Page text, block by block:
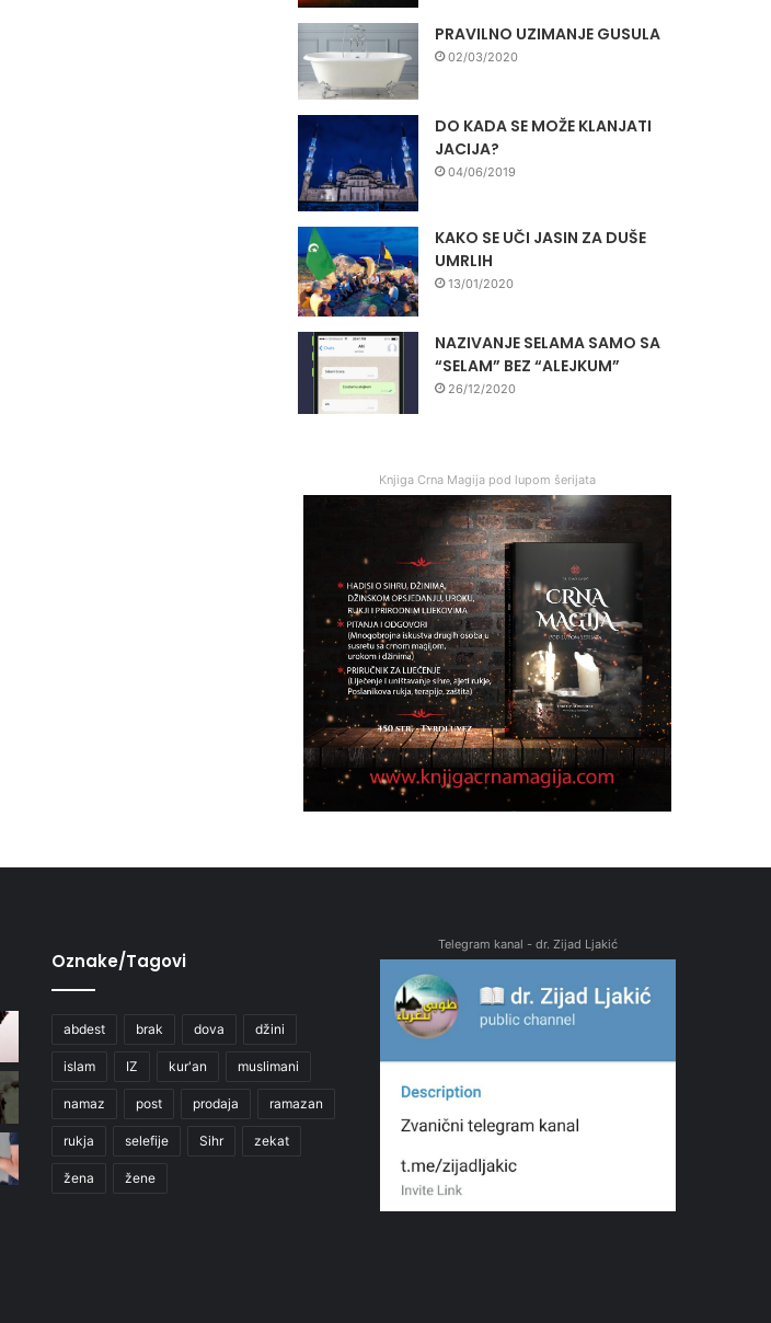
PRAVILNO UZIMANJE GUSULA
02/03/2020
DO KADA SE MOŽE KLANJATI
JACIJA?
04/06/2019
KAKO SE UČI JASIN ZA DUŠE
UMRLIH
13/01/2020
NAZIVANJE SELAMA SAMO SA
“SELAM” BEZ “ALEJKUM”
26/12/2020
Knjiga Crna Magija pod lupom šerijata
Oznake/Tagovi
abdest brak dova džini
islam IZ kur'an muslimani
namaz post prodaja ramazan
rukja selefije Sihr zekat
žena žene
Telegram kanal - dr. Zijad Ljakić